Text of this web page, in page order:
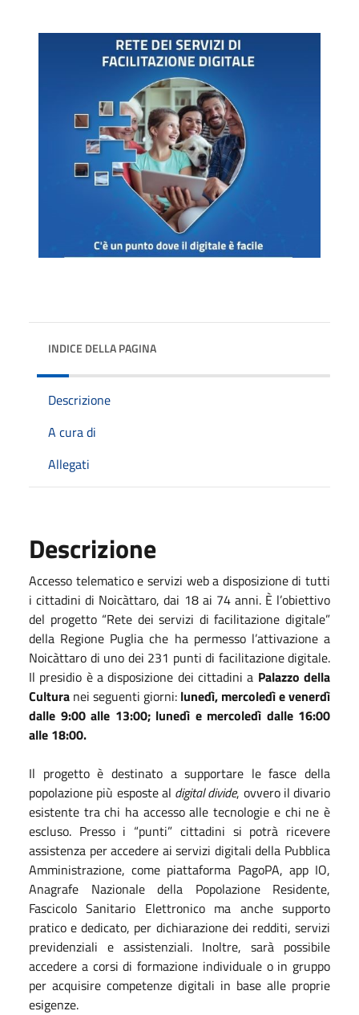
INDICE DELLA PAGINA
Descrizione
A cura di
Allegati
Descrizione
Accesso telematico e servizi web a disposizione di tutti
i cittadini di Noicàttaro, dai 18 ai 74 anni. È l’obiettivo
del progetto “Rete dei servizi di facilitazione digitale”
della Regione Puglia che ha permesso l’attivazione a
Noicàttaro di uno dei 231 punti di facilitazione digitale.
Il presidio è a disposizione dei cittadini a Palazzo della
Cultura nei seguenti giorni: lunedì, mercoledì e venerdì
dalle 9:00 alle 13:00; lunedì e mercoledì dalle 16:00
alle 18:00.
Il progetto è destinato a supportare le fasce della
popolazione più esposte al digital divide, ovvero il divario
esistente tra chi ha accesso alle tecnologie e chi ne è
escluso. Presso i “punti” cittadini si potrà ricevere
assistenza per accedere ai servizi digitali della Pubblica
Amministrazione, come piattaforma PagoPA, app IO,
Anagrafe Nazionale della Popolazione Residente,
Fascicolo Sanitario Elettronico ma anche supporto
pratico e dedicato, per dichiarazione dei redditi, servizi
previdenziali e assistenziali. Inoltre, sarà possibile
accedere a corsi di formazione individuale o in gruppo
per acquisire competenze digitali in base alle proprie
esigenze.